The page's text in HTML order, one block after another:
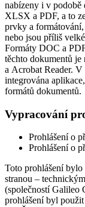
nabízeny i v
XLSX a PDF, a to
prvky a
nebo jsou příliš
Formáty DOC a
těchto dokumentů je
a Acrobat Reader.
integrována
formátů dokumentů.
Vypracování
Prohlášení o
Prohlášení o
Toto prohlášení
stranou –
(společností Galileo
prohlášení byl